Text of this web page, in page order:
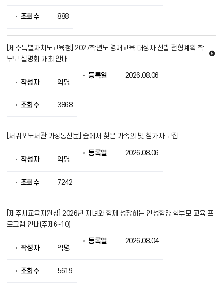
제
목,
회
의
조회수 888
[제주특별자치도교육청] 2027학년도 영재교육 대상자 선발 전형계획 학
부모 설명회 개최 안내
새
작성자
익명
등록일 2026.08.06
조회수 3868
[서귀포도서관 가정통신문] 숲에서 찾은 가족의 빛 참가자 모집
작성자 익명
등록일 2026.08.06
조회수 7242
[제주시교육지원청] 2026년 자녀와 함께 성장하는 인성함양 학부모 교육 프
로그램 안내(주제6~10)
작성자 익명
등록일 2026.08.04
조회수 5619